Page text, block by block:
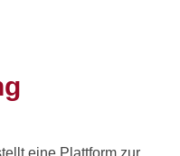
eine Plattform zur